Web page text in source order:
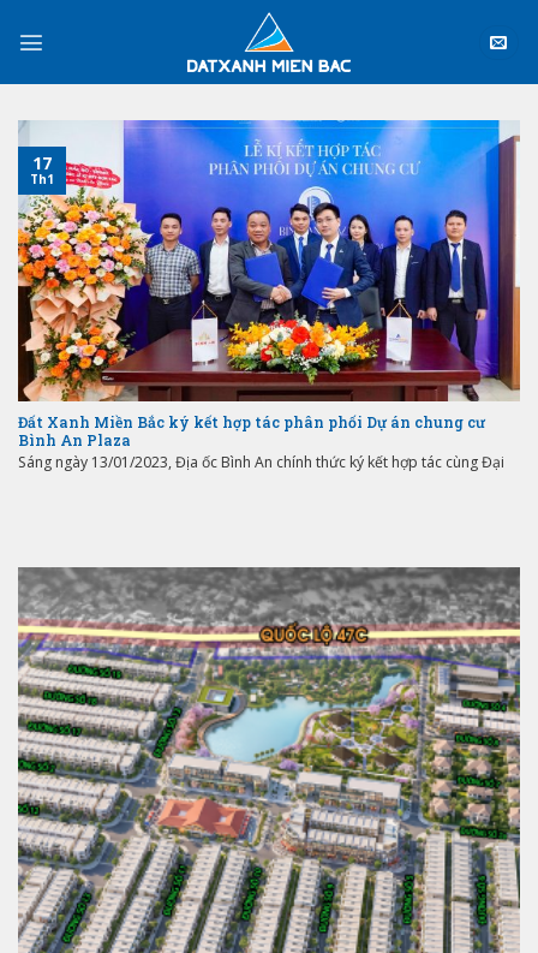
Đất Xanh Miền Bắc ký kết hợp tác phân phối Dự án chung cư
Bình An Plaza
Sáng ngày 13/01/2023, Địa ốc Bình An chính thức ký kết hợp tác cùng Đại
17
Th1